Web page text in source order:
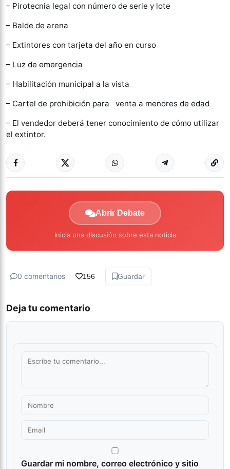
– Pirotecnia legal con número de serie y lote
– Balde de arena
– Extintores con tarjeta del año en curso
– Luz de emergencia
– Habilitación municipal a la vista
– Cartel de prohibición para venta a menores de edad
– El vendedor deberá tener conocimiento de cómo utilizar
el extintor.
Abrir Debate
Inicia una discusión sobre esta noticia
0 comentarios 156 Guardar
Deja tu comentario
Guardar mi nombre, correo electrónico y sitio